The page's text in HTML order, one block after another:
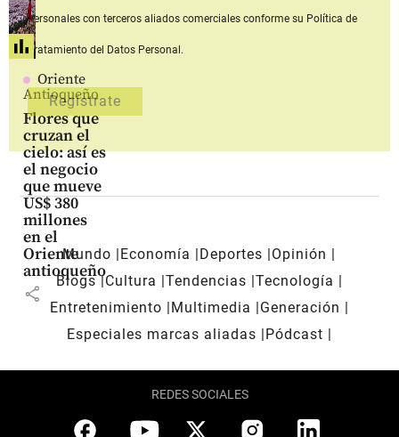
Oriente
Antioqueño
Flores que
cruzan el
cielo: así es
el negocio
que mueve
US$ 380
millones
en el
Oriente
antioqueño
share
personales con terceros aliados comerciales conforme su Política de
Tratamiento del Datos Personal.
Mundo Economía Deportes
Opinión
Blogs Cultura Tendencias Tecnología
Entretenimiento
Multimedia
Generación
Especiales marcas aliadas
Pódcast
REDES SOCIALES